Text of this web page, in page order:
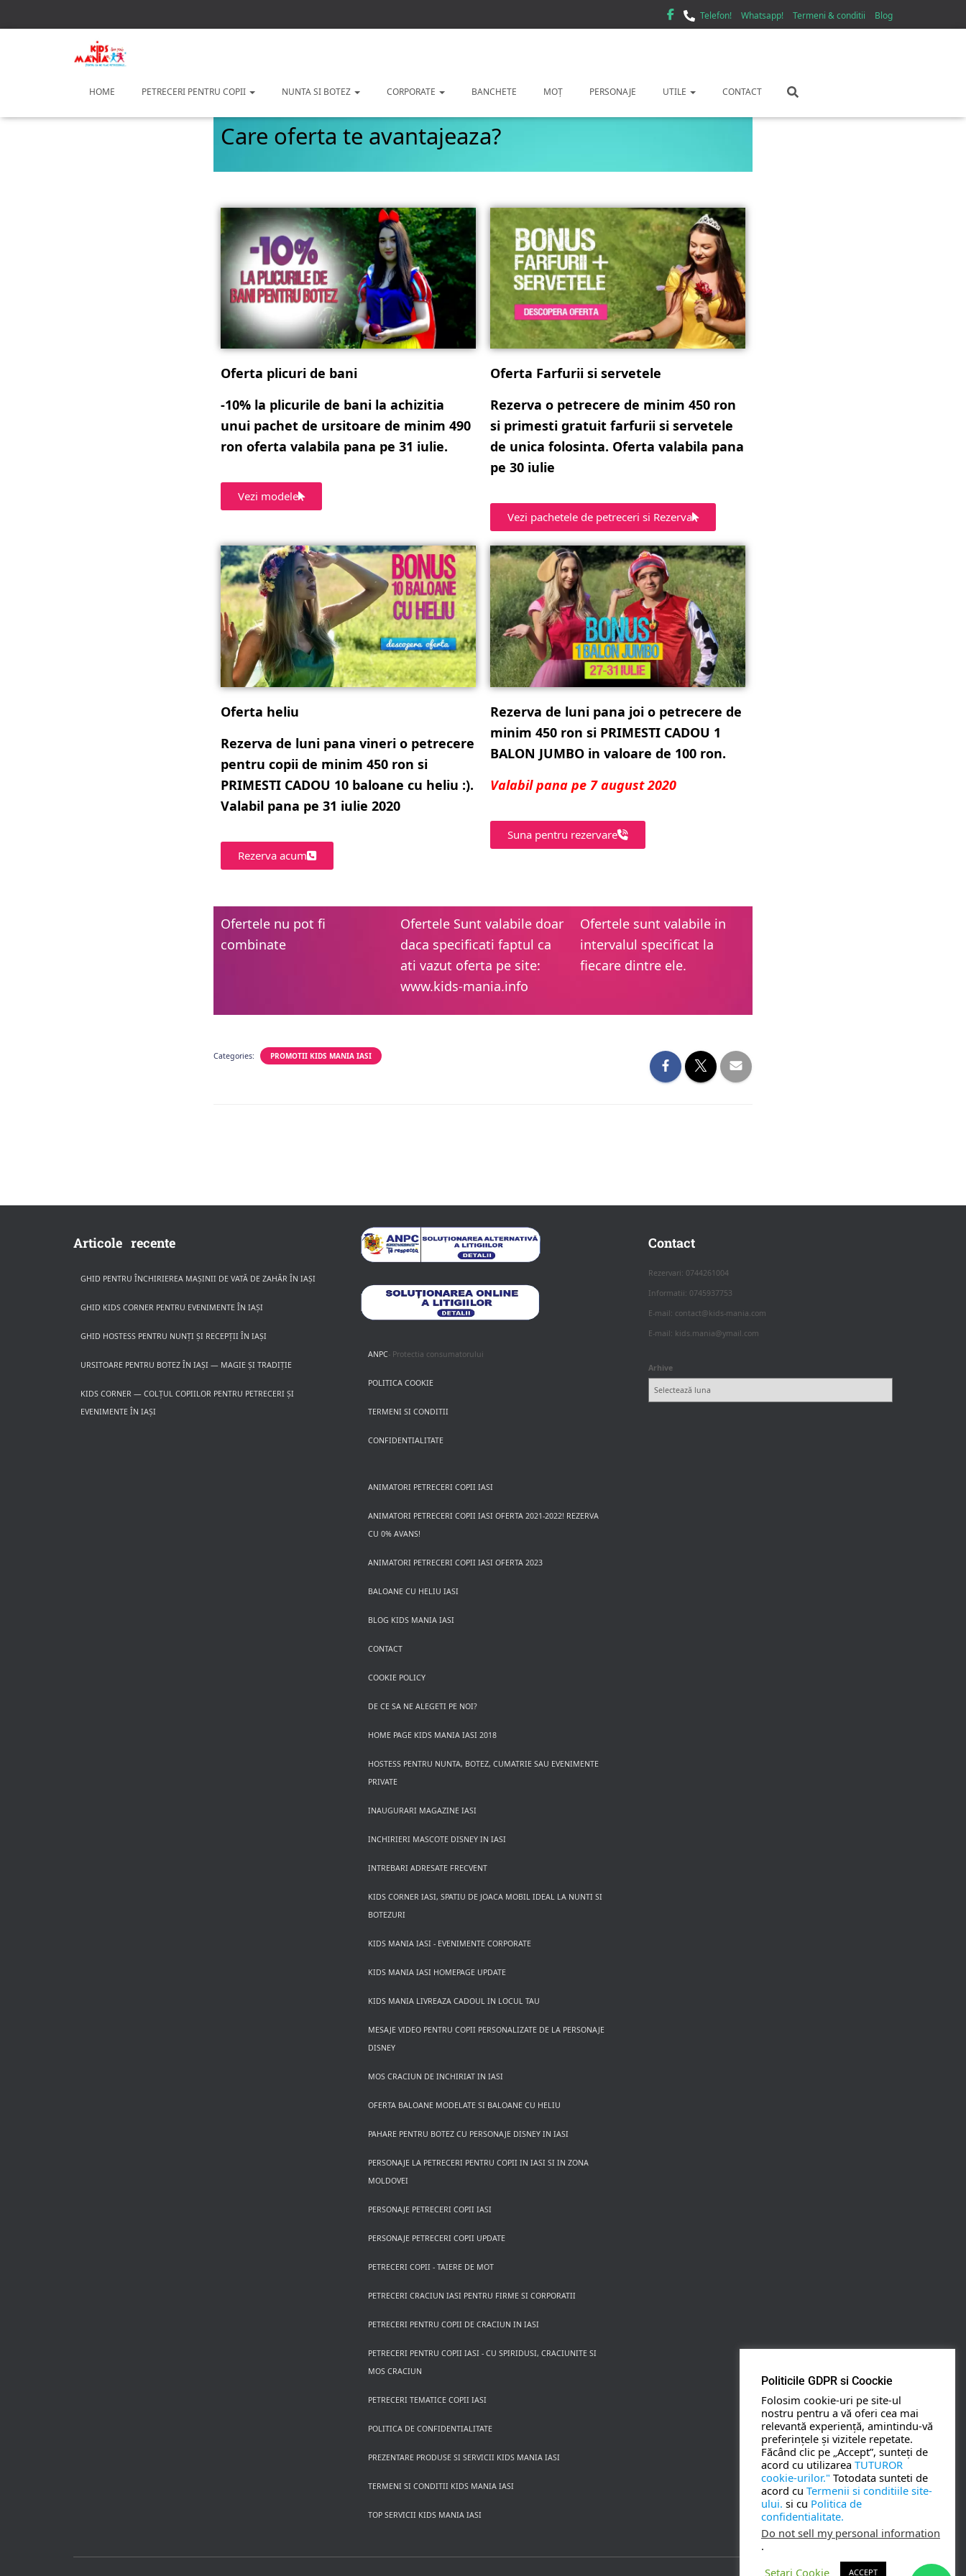
Telefon! Whatsapp! Termeni & conditii Blog
HOME PETRECERI PENTRU COPII NUNTA SI BOTEZ CORPORATE BANCHETE MOȚ PERSONAJE UTILE CONTACT
Care oferta te avantajeaza?
Oferta plicuri de bani
-10% la plicurile de bani la achizitia
unui pachet de ursitoare de minim 490
ron oferta valabila pana pe 31 iulie.
Vezi modele
Oferta Farfurii si servetele
Rezerva o petrecere de minim 450 ron
si primesti gratuit farfurii si servetele
de unica folosinta. Oferta valabila pana
pe 30 iulie
Vezi pachetele de petreceri si Rezerva
Oferta heliu
Rezerva de luni pana vineri o petrecere
pentru copii de minim 450 ron si
PRIMESTI CADOU 10 baloane cu heliu :).
Valabil pana pe 31 iulie 2020
Rezerva acum
Rezerva de luni pana joi o petrecere de
minim 450 ron si PRIMESTI CADOU 1
BALON JUMBO in valoare de 100 ron.
Valabil pana pe 7 august 2020
Suna pentru rezervare
Ofertele nu pot fi
combinate
Ofertele Sunt valabile doar
daca specificati faptul ca
ati vazut oferta pe site:
www.kids-mania.info
Ofertele sunt valabile in
intervalul specificat la
fiecare dintre ele.
Categories: PROMOTII KIDS MANIA IASI
Articole recente
GHID PENTRU ÎNCHIRIEREA MAȘINII DE VATĂ DE ZAHĂR ÎN IAȘI
GHID KIDS CORNER PENTRU EVENIMENTE ÎN IAȘI
GHID HOSTESS PENTRU NUNȚI ȘI RECEPȚII ÎN IAȘI
URSITOARE PENTRU BOTEZ ÎN IAȘI — MAGIE ȘI TRADIȚIE
KIDS CORNER — COLȚUL COPIILOR PENTRU PETRECERI ȘI
EVENIMENTE ÎN IAȘI
ANPC- Protectia consumatorului
POLITICA COOKIE
TERMENI SI CONDITII
CONFIDENTIALITATE
ANIMATORI PETRECERI COPII IASI
ANIMATORI PETRECERI COPII IASI OFERTA 2021-2022! REZERVA
CU 0% AVANS!
ANIMATORI PETRECERI COPII IASI OFERTA 2023
BALOANE CU HELIU IASI
BLOG KIDS MANIA IASI
CONTACT
COOKIE POLICY
DE CE SA NE ALEGETI PE NOI?
HOME PAGE KIDS MANIA IASI 2018
HOSTESS PENTRU NUNTA, BOTEZ, CUMATRIE SAU EVENIMENTE
PRIVATE
INAUGURARI MAGAZINE IASI
INCHIRIERI MASCOTE DISNEY IN IASI
INTREBARI ADRESATE FRECVENT
KIDS CORNER IASI, SPATIU DE JOACA MOBIL IDEAL LA NUNTI SI
BOTEZURI
KIDS MANIA IASI - EVENIMENTE CORPORATE
KIDS MANIA IASI HOMEPAGE UPDATE
KIDS MANIA LIVREAZA CADOUL IN LOCUL TAU
MESAJE VIDEO PENTRU COPII PERSONALIZATE DE LA PERSONAJE
DISNEY
MOS CRACIUN DE INCHIRIAT IN IASI
OFERTA BALOANE MODELATE SI BALOANE CU HELIU
PAHARE PENTRU BOTEZ CU PERSONAJE DISNEY IN IASI
PERSONAJE LA PETRECERI PENTRU COPII IN IASI SI IN ZONA
MOLDOVEI
PERSONAJE PETRECERI COPII IASI
PERSONAJE PETRECERI COPII UPDATE
PETRECERI COPII - TAIERE DE MOT
PETRECERI CRACIUN IASI PENTRU FIRME SI CORPORATII
PETRECERI PENTRU COPII DE CRACIUN IN IASI
PETRECERI PENTRU COPII IASI - CU SPIRIDUSI, CRACIUNITE SI
MOS CRACIUN
PETRECERI TEMATICE COPII IASI
POLITICA DE CONFIDENTIALITATE
PREZENTARE PRODUSE SI SERVICII KIDS MANIA IASI
TERMENI SI CONDITII KIDS MANIA IASI
TOP SERVICII KIDS MANIA IASI
Contact
Rezervari: 0744261004
Informatii: 0745937753
E-mail: contact@kids-mania.com
E-mail: kids.mania@ymail.com
Arhive
Politicile GDPR si Coockie
Folosim cookie-uri pe site-ul
nostru pentru a vă oferi cea mai
relevantă experiență, amintindu-vă
preferințele și vizitele repetate.
Făcând clic pe „Accept”, sunteți de
acord cu utilizarea TUTUROR
cookie-urilor." Totodata sunteti de
acord cu Termenii si conditiile site-
ului. si cu Politica de
confidentialitate.
Do not sell my personal information
.
Setari Cookie
ACCEPT
TOATE SERVICIILE